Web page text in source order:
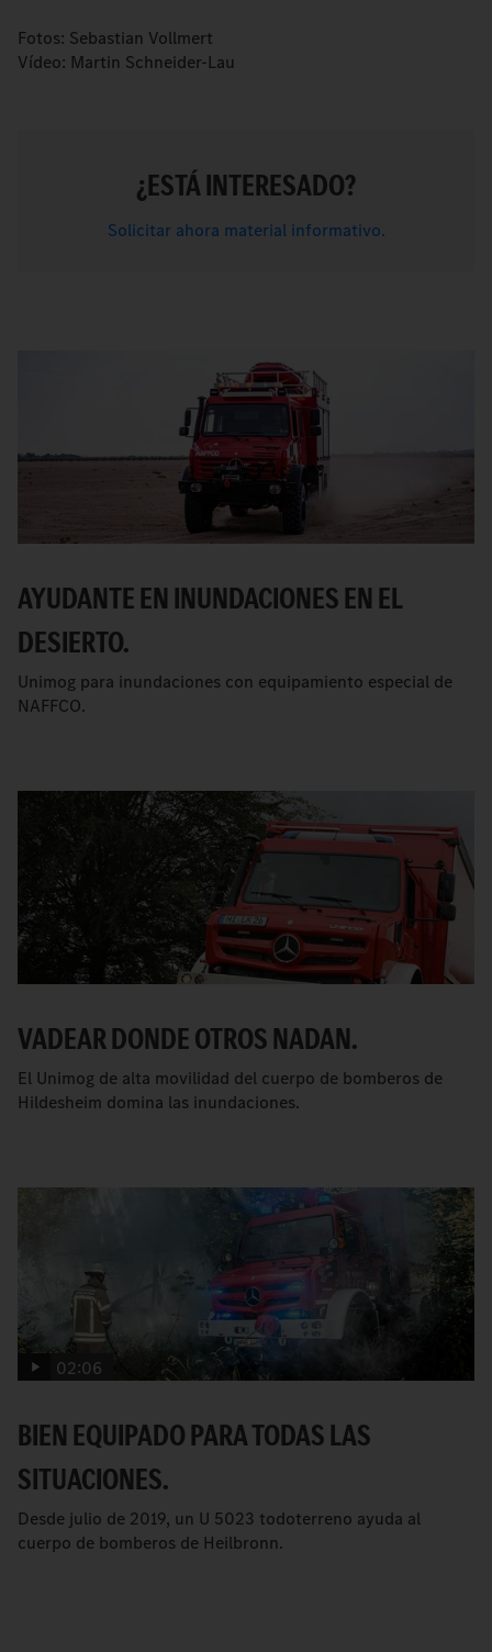
Fotos: Sebastian Vollmert
Vídeo: Martin Schneider-Lau
¿ESTÁ INTERESADO?
Solicitar ahora material informativo.
AYUDANTE EN INUNDACIONES EN EL
DESIERTO.
Unimog para inundaciones con equipamiento especial de
NAFFCO.
VADEAR DONDE OTROS NADAN.
El Unimog de alta movilidad del cuerpo de bomberos de
Hildesheim domina las inundaciones.
02:06
BIEN EQUIPADO PARA TODAS LAS
SITUACIONES.
Desde julio de 2019, un U 5023 todoterreno ayuda al
cuerpo de bomberos de Heilbronn.